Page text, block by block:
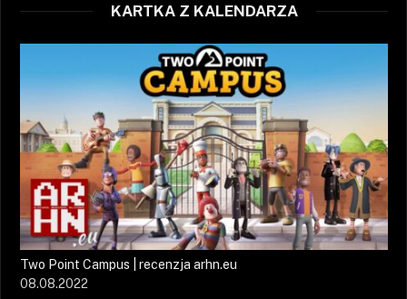
KARTKA Z KALENDARZA
Two Point Campus | recenzja arhn.eu
08.08.2022